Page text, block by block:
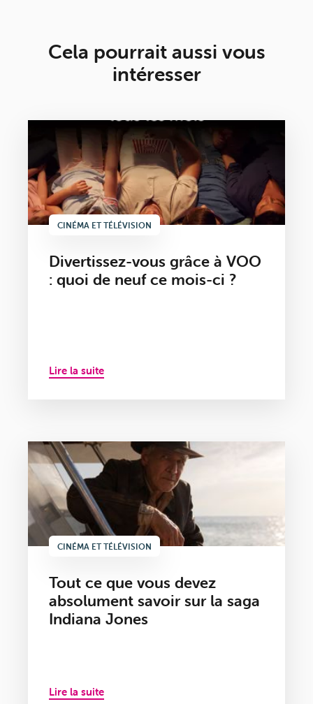
Cela pourrait aussi vous
intéresser
CINÉMA ET TÉLÉVISION
Divertissez-vous grâce à VOO
: quoi de neuf ce mois-ci ?
Lire la suite
CINÉMA ET TÉLÉVISION
Tout ce que vous devez
absolument savoir sur la saga
Indiana Jones
Lire la suite